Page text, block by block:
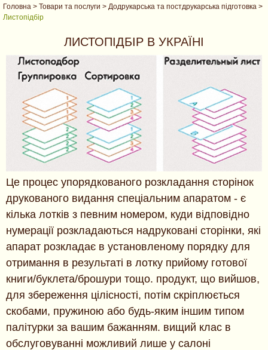
Головна > Товари та послуги > Додрукарська та постдрукарська підготовка >
Листопідбір
ЛИСТОПІДБІР В УКРАЇНІ
Це процес упорядкованого розкладання сторінок
друкованого видання спеціальним апаратом - є
кілька лотків з певним номером, куди відповідно
нумерації розкладаються надруковані сторінки, які
апарат розкладає в установленому порядку для
отримання в результаті в лотку прийому готової
книги/буклета/брошури тощо. продукт, що вийшов,
для збереження цілісності, потім скріплюється
скобами, пружиною або будь-яким іншим типом
палітурки за вашим бажанням. вищий клас в
обслуговуванні можливий лише у салоні